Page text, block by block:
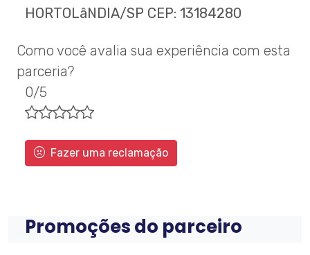
HORTOLâNDIA/SP CEP: 13184280
Como você avalia sua experiência com esta
parceria?
0/5
Fazer uma reclamação
Promoções do parceiro